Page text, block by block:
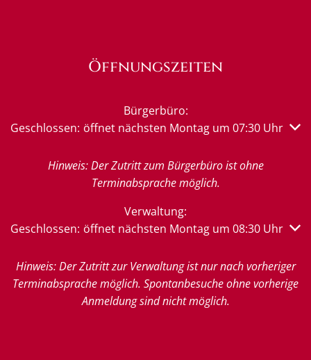
Öffnungszeiten
Bürgerbüro:
Klicken, um weitere Öffnungs- oder Schließzeiten
Geschlossen: öffnet nächsten Montag um 07:30 Uhr
Hinweis: Der Zutritt zum Bürgerbüro ist ohne
Terminabsprache möglich.
Verwaltung:
Klicken, um weitere Öffnungs- oder Schließzeiten
Geschlossen: öffnet nächsten Montag um 08:30 Uhr
Hinweis: Der Zutritt zur Verwaltung ist nur nach vorheriger
Terminabsprache möglich. Spontanbesuche ohne vorherige
Anmeldung sind nicht möglich.